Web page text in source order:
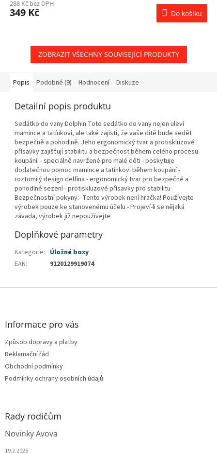
288 Kč bez DPH
349 Kč Do košíku
ZOBRAZIT VŠECHNY SOUVISEJÍCÍ PRODUKTY
Popis Podobné (9) Hodnocení Diskuze
Detailní popis produktu
Sedátko do vany Dolphin Toto sedátko do vany nejen uleví
mamince a tatínkovi, ale také zajistí, že vaše dítě bude sedět
bezpečně a pohodlně. Jeho ergonomický tvar a protiskluzové
přísavky zajišťují stabilitu a bezpečnost během celého procesu
koupání. - speciálně navržené pro malé děti - poskytuje
dodatečnou pomoc mamince a tatínkovi během koupání -
roztomilý design delfína - ergonomický tvar pro bezpečné a
pohodlné sezení - protiskluzové přísavky pro stabilitu
Bezpečnostní pokyny:- Tento výrobek není hračka! Používejte
výrobek pouze ke stanovenému účelu.- Projeví-li se nějaká
závada, výrobek již nepoužívejte.
Doplňkové parametry
Kategorie: Úložné boxy
EAN: 9120129919074
Z
Informace pro vás
Způsob dopravy a platby
Reklamační řád
Obchodní podmínky
Podmínky ochrany osobních údajů
Rady rodičům
Novinky Avova
19.2.2025